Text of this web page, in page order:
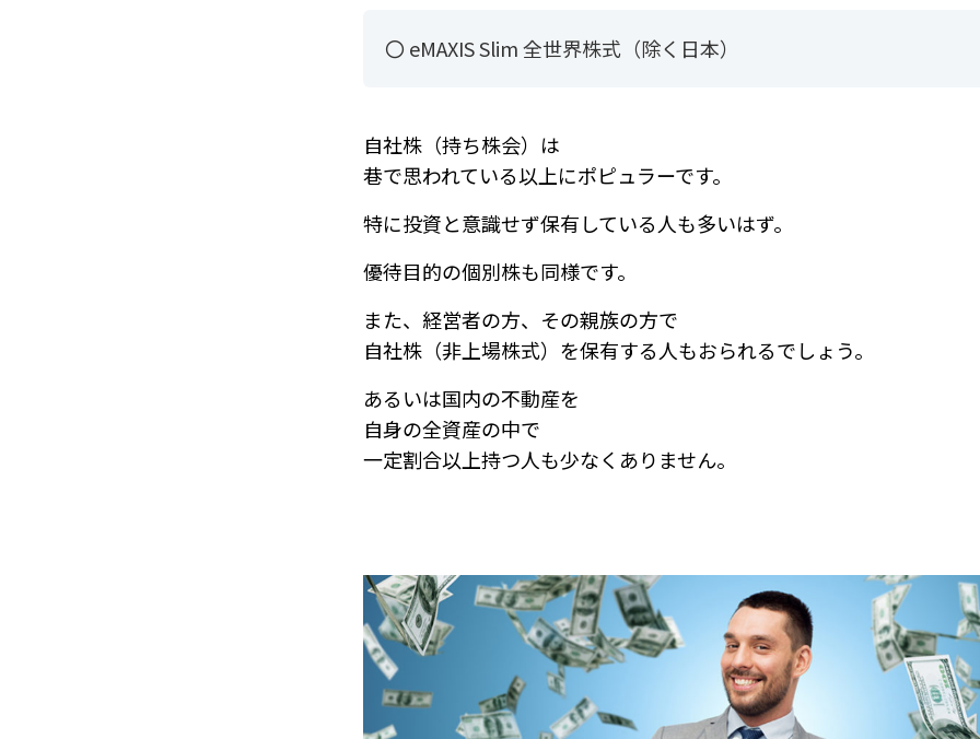
〇 eMAXIS Slim 全世界株式（除く日本）
自社株（持ち株会）は
巷で思われている以上にポピュラーです。
特に投資と意識せず保有している人も多いはず。
優待目的の個別株も同様です。
また、経営者の方、その親族の方で
自社株（非上場株式）を保有する人もおられるでしょう。
あるいは国内の不動産を
自身の全資産の中で
一定割合以上持つ人も少なくありません。